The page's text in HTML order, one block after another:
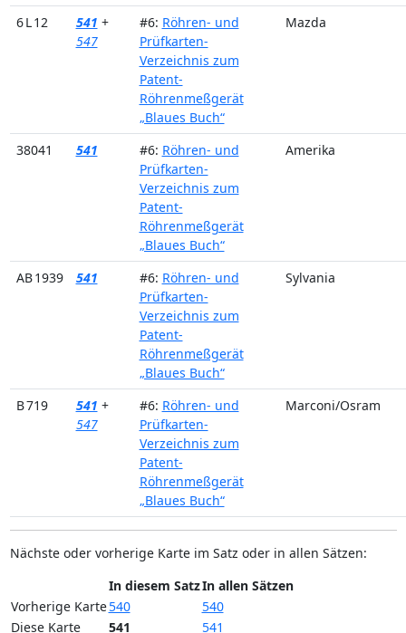
6 L 12 541 +
547
#6: Röhren- und
Prüfkarten-
Verzeichnis zum
Patent-
Röhrenmeßgerät
„Blaues Buch“
Mazda
38041 541 #6: Röhren- und
Prüfkarten-
Verzeichnis zum
Patent-
Röhrenmeßgerät
„Blaues Buch“
Amerika
AB 1939 541 #6: Röhren- und
Prüfkarten-
Verzeichnis zum
Patent-
Röhrenmeßgerät
„Blaues Buch“
Sylvania
B 719 541 +
547
#6: Röhren- und
Prüfkarten-
Verzeichnis zum
Patent-
Röhrenmeßgerät
„Blaues Buch“
Marconi/Osram
Nächste oder vorherige Karte im Satz oder in allen Sätzen:
In diesem SatzIn allen Sätzen
Vorherige Karte540
540
Diese Karte
541
541